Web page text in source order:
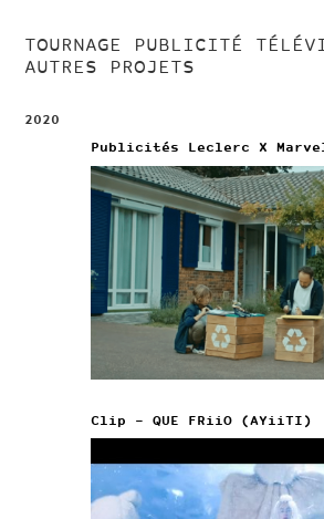
TOURNAGE PUBLICITÉ
AUTRES PROJETS
2020
Publicités Leclerc X
Clip – QUE FRiiO (AYiiTI)